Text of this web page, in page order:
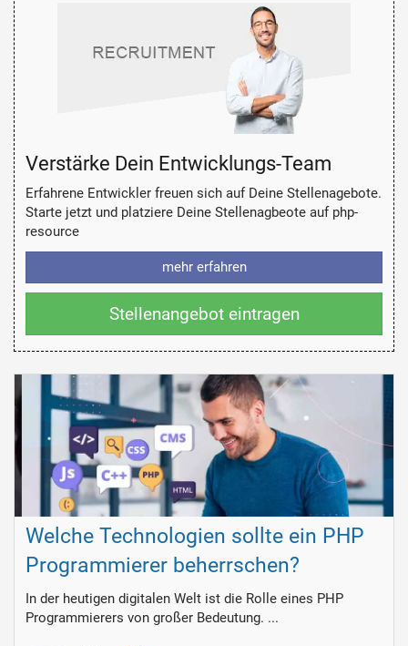
Verstärke Dein Entwicklungs-Team
Erfahrene Entwickler freuen sich auf Deine Stellenagebote.
Starte jetzt und platziere Deine Stellenagbeote auf php-
resource
mehr erfahren
Stellenangebot eintragen
Welche Technologien sollte ein PHP
Programmierer beherrschen?
In der heutigen digitalen Welt ist die Rolle eines PHP
Programmierers von großer Bedeutung. ...